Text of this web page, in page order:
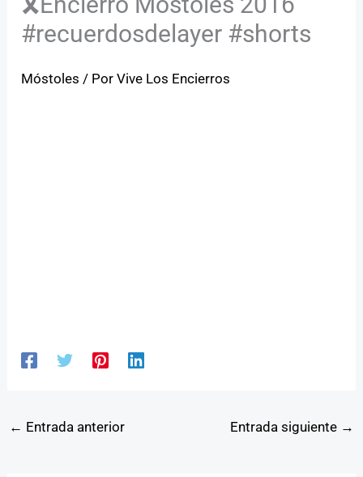
#recuerdosdelayer #shorts
Móstoles / PorVive Los Encierros
← Entrada anterior Entrada siguiente →